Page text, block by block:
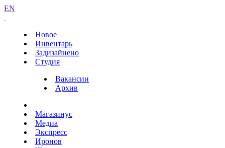
EN
Новое
Инвентарь
Задизайнено
Студия
Вакансии
Архив
Магазинус
Медиа
Экспресс
Иронов